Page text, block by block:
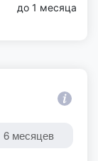
до 1 месяца